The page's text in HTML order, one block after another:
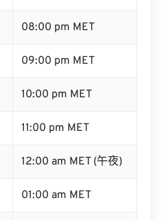
08:00 pm MET
09:00 pm MET
10:00 pm MET
11:00 pm MET
12:00 am MET (午夜)
01:00 am MET